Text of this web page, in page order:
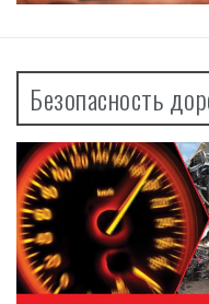
Безопасность